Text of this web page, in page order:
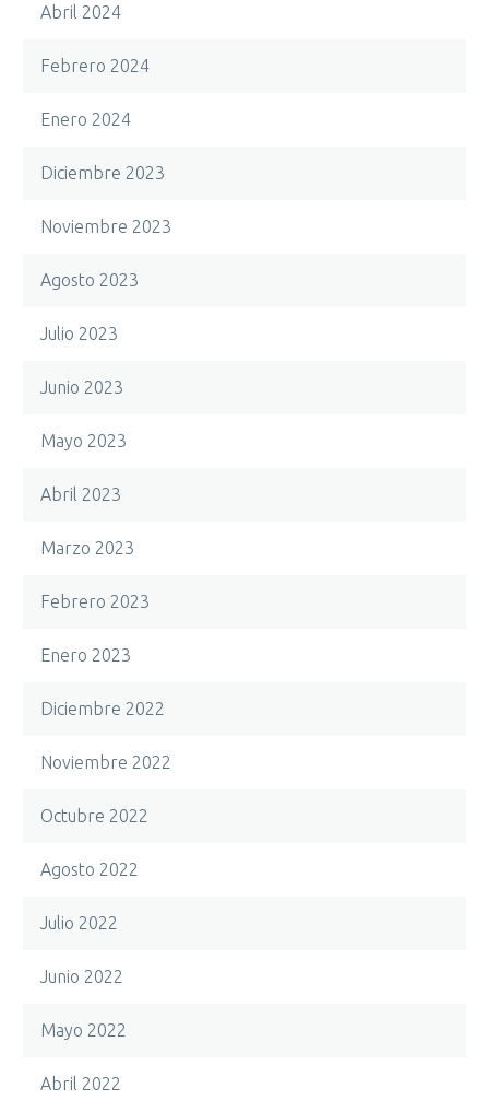
Abril 2024
Febrero 2024
Enero 2024
Diciembre 2023
Noviembre 2023
Agosto 2023
Julio 2023
Junio 2023
Mayo 2023
Abril 2023
Marzo 2023
Febrero 2023
Enero 2023
Diciembre 2022
Noviembre 2022
Octubre 2022
Agosto 2022
Julio 2022
Junio 2022
Mayo 2022
Abril 2022